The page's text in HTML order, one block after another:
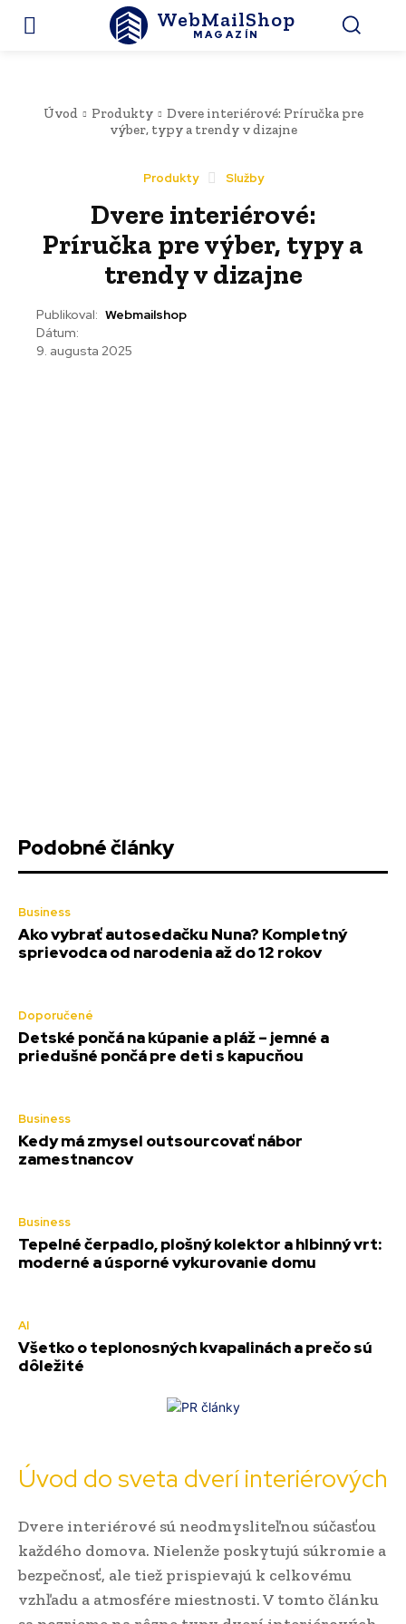
WebMailShop
MAGAZÍN
Úvod Produkty
Dvere interiérové: Príručka pre
výber, typy a trendy v dizajne
Produkty Služby
Dvere interiérové:
Príručka pre výber, typy a
trendy v dizajne
Publikoval: Webmailshop
Dátum:
9. augusta 2025
Podobné články
Business
Ako vybrať autosedačku Nuna? Kompletný
sprievodca od narodenia až do 12 rokov
Doporučené
Detské pončá na kúpanie a pláž – jemné a
priedušné pončá pre deti s kapucňou
Business
Kedy má zmysel outsourcovať nábor
zamestnancov
Business
Tepelné čerpadlo, plošný kolektor a hlbinný vrt:
moderné a úsporné vykurovanie domu
AI
Všetko o teplonosných kvapalinách a prečo sú
dôležité
Úvod do sveta dverí interiérových
Dvere interiérové sú neodmysliteľnou súčasťou
každého domova. Nielenže poskytujú súkromie a
bezpečnosť, ale tiež prispievajú k celkovému
vzhľadu a atmosfére miestnosti. V tomto článku